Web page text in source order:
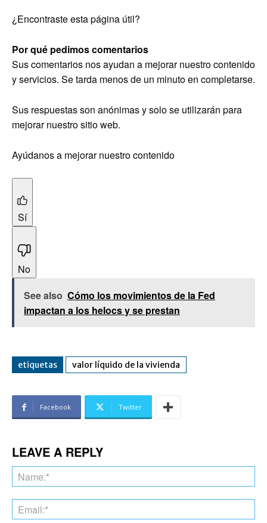
¿Encontraste esta página útil?
Por qué pedimos comentarios
Sus comentarios nos ayudan a mejorar nuestro contenido
y servicios. Se tarda menos de un minuto en completarse.
Sus respuestas son anónimas y solo se utilizarán para
mejorar nuestro sitio web.
Ayúdanos a mejorar nuestro contenido
Sí
No
See also Cómo los movimientos de la Fed
impactan a los helocs y se prestan
etiquetas valor líquido de la vivienda
Facebook Twitter
LEAVE A REPLY